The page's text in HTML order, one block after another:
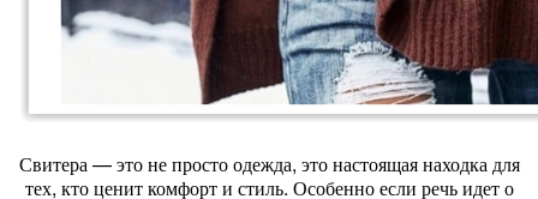
Свитера — это не просто одежда, это настоящая находка для
тех, кто ценит комфорт и стиль. Особенно если речь идет о